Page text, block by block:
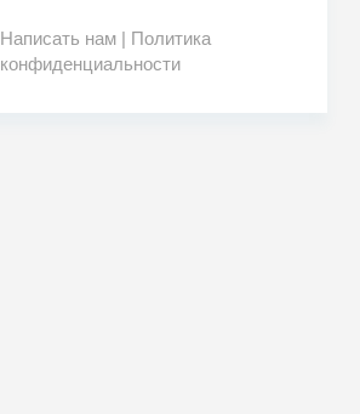
Написать нам | Политика
конфиденциальности